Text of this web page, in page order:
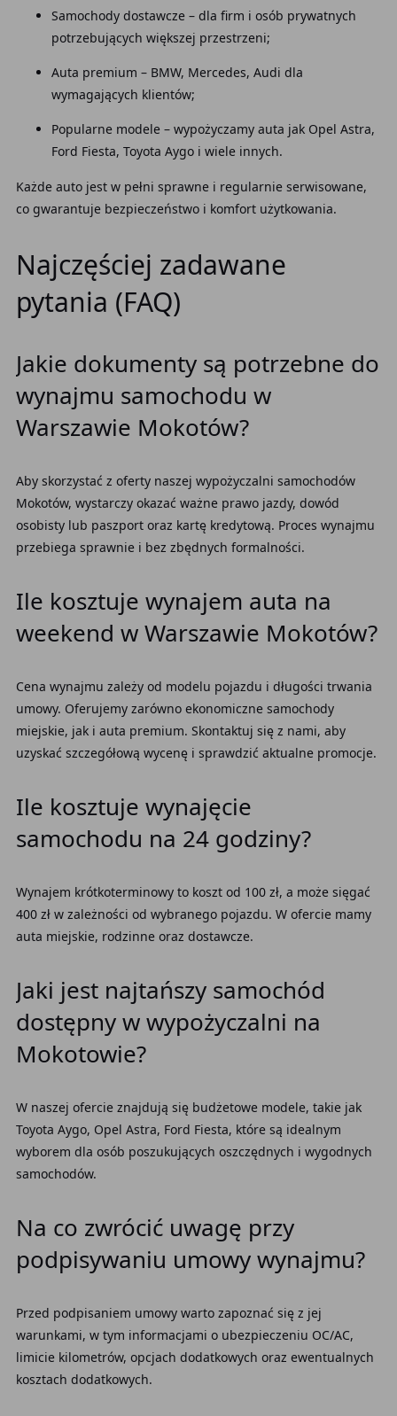
Samochody dostawcze – dla firm i osób prywatnych
potrzebujących większej przestrzeni;
Auta premium – BMW, Mercedes, Audi dla
wymagających klientów;
Popularne modele – wypożyczamy auta jak Opel Astra,
Ford Fiesta, Toyota Aygo i wiele innych.
Każde auto jest w pełni sprawne i regularnie serwisowane,
co gwarantuje bezpieczeństwo i komfort użytkowania.
Najczęściej zadawane
pytania (FAQ)
Jakie dokumenty są potrzebne do
wynajmu samochodu w
Warszawie Mokotów?
Aby skorzystać z oferty naszej wypożyczalni samochodów
Mokotów, wystarczy okazać ważne prawo jazdy, dowód
osobisty lub paszport oraz kartę kredytową. Proces wynajmu
przebiega sprawnie i bez zbędnych formalności.
Ile kosztuje wynajem auta na
weekend w Warszawie Mokotów?
Cena wynajmu zależy od modelu pojazdu i długości trwania
umowy. Oferujemy zarówno ekonomiczne samochody
miejskie, jak i auta premium. Skontaktuj się z nami, aby
uzyskać szczegółową wycenę i sprawdzić aktualne promocje.
Ile kosztuje wynajęcie
samochodu na 24 godziny?
Wynajem krótkoterminowy to koszt od 100 zł, a może sięgać
400 zł w zależności od wybranego pojazdu. W ofercie mamy
auta miejskie, rodzinne oraz dostawcze.
Jaki jest najtańszy samochód
dostępny w wypożyczalni na
Mokotowie?
W naszej ofercie znajdują się budżetowe modele, takie jak
Toyota Aygo, Opel Astra, Ford Fiesta, które są idealnym
wyborem dla osób poszukujących oszczędnych i wygodnych
samochodów.
Na co zwrócić uwagę przy
podpisywaniu umowy wynajmu?
Przed podpisaniem umowy warto zapoznać się z jej
warunkami, w tym informacjami o ubezpieczeniu OC/AC,
limicie kilometrów, opcjach dodatkowych oraz ewentualnych
kosztach dodatkowych.